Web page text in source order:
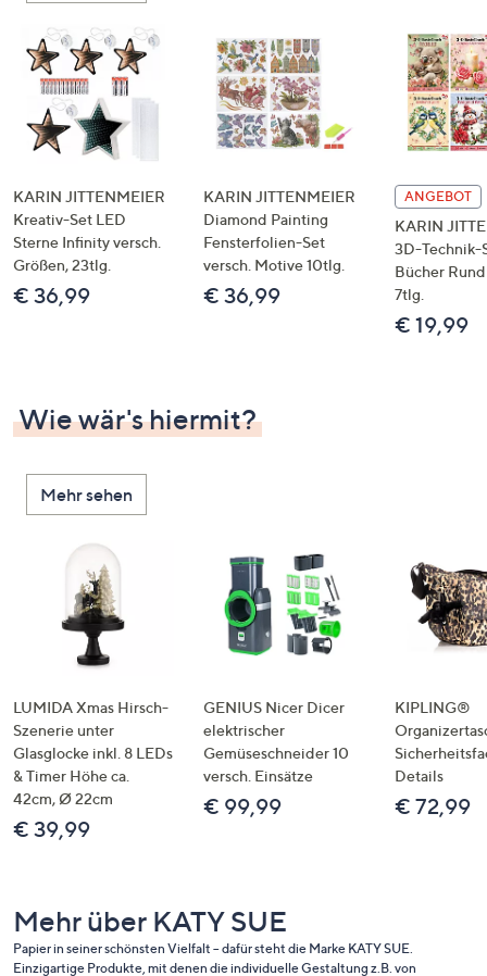
KARIN JITTENMEIER
Kreativ-Set LED
Sterne Infinity versch.
Größen, 23tlg.
€ 36,99
KARIN JITTENMEIER
Diamond Painting
Fensterfolien-Set
versch. Motive 10tlg.
€ 36,99
ANGEBOT
KARIN
3D-Technik-
Bücher Rund
7tlg.
€ 19,99
Wie wär's hiermit?
Mehr sehen
LUMIDA Xmas Hirsch-
Szenerie unter
Glasglocke inkl. 8 LEDs
& Timer Höhe ca.
42cm, Ø 22cm
€ 39,99
GENIUS Nicer Dicer
elektrischer
Gemüseschneider 10
versch. Einsätze
€ 99,99
KIPLING®
Details
€ 72,99
Mehr über KATY SUE
Papier in seiner schönsten Vielfalt – dafür steht die Marke KATY SUE.
Einzigartige Produkte, mit denen die individuelle Gestaltung z.B. von